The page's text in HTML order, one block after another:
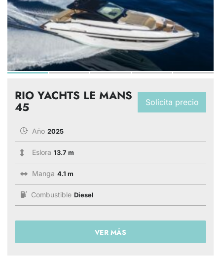
Solicita precio
RIO YACHTS LE MANS
45
Año 2025
Eslora 13.7 m
Manga 4.1 m
Combustible Diesel
VER MÁS